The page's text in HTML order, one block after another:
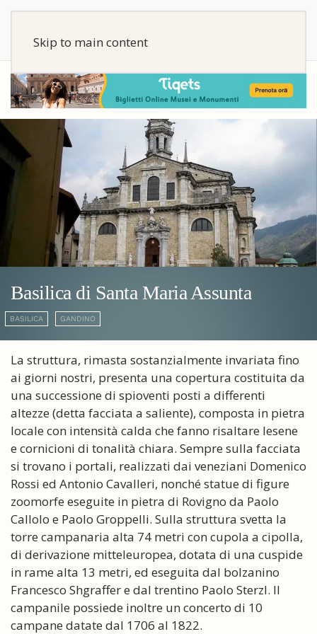
Skip to main content
Basilica di Santa Maria Assunta
BASILICA GANDINO
La struttura, rimasta sostanzialmente invariata fino
ai giorni nostri, presenta una copertura costituita da
una successione di spioventi posti a differenti
altezze (detta facciata a saliente), composta in pietra
locale con intensità calda che fanno risaltare lesene
e cornicioni di tonalità chiara. Sempre sulla facciata
si trovano i portali, realizzati dai veneziani Domenico
Rossi ed Antonio Cavalleri, nonché statue di figure
zoomorfe eseguite in pietra di Rovigno da Paolo
Callolo e Paolo Groppelli. Sulla struttura svetta la
torre campanaria alta 74 metri con cupola a cipolla,
di derivazione mitteleuropea, dotata di una cuspide
in rame alta 13 metri, ed eseguita dal bolzanino
Francesco Shgraffer e dal trentino Paolo Sterzl. Il
campanile possiede inoltre un concerto di 10
campane datate dal 1706 al 1822.